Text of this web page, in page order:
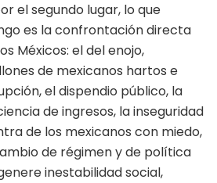
el segundo lugar, lo que
es la confrontación directa
Méxicos: el del enojo,
de mexicanos hartos e
el dispendio público, la
de ingresos, la inseguridad
de los mexicanos con miedo,
de régimen y de política
inestabilidad social,